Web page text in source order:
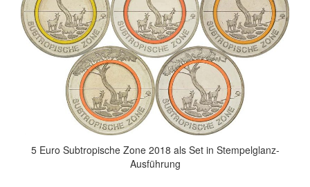
5 Euro Subtropische Zone 2018 als Set in Stempelglanz-
Ausführung